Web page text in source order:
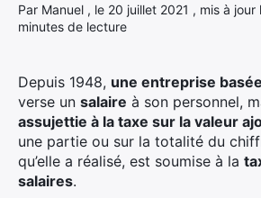
Par Manuel , le 20 juillet 2021 , mis à
minutes de lecture
Depuis 1948, une entreprise
verse un salaire à son personnel,
assujettie à la taxe sur la valeur
une partie ou sur la totalité du
qu’elle a réalisé, est soumise à la
salaires.
Élément